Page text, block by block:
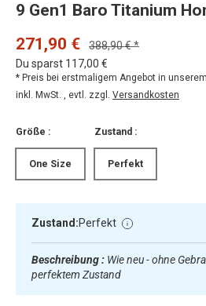
9 Gen1 Baro Titanium
271,90 €
388,90 € *
Du sparst 117,00 €
* Preis bei erstmaligem Angebot in
inkl. MwSt. , evtl. zzgl. Versandkosten
Größe :
One Size
Zustand :
Perfekt
Zustand:Perfekt
Beschreibung : Wie neu - ohne
perfektem Zustand